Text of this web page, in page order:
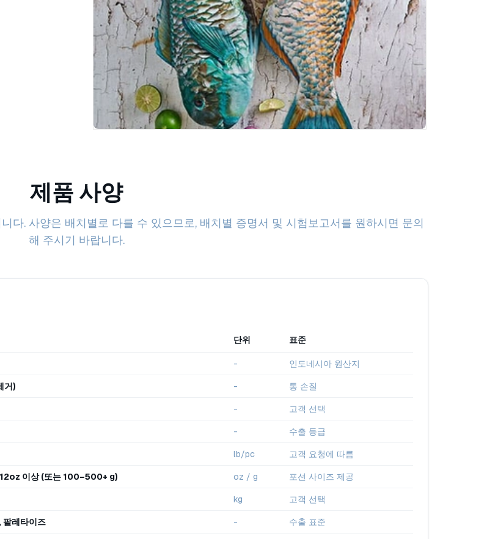
제품 사양
다. 사양은 배치별로 다를 수 있으므로, 배치별 증명서 및 시험보고서를 원하시면 문의
해 주시기 바랍니다.
단위 표준
- 인도네시아 원산지
거) - 통 손질
- 고객 선택
- 수출 등급
lb/pc 고객 요청에 따름
이상 (또는 100–500+ g) oz / g 포션 사이즈 제공
kg 고객 선택
팔레타이즈 - 수출 표준